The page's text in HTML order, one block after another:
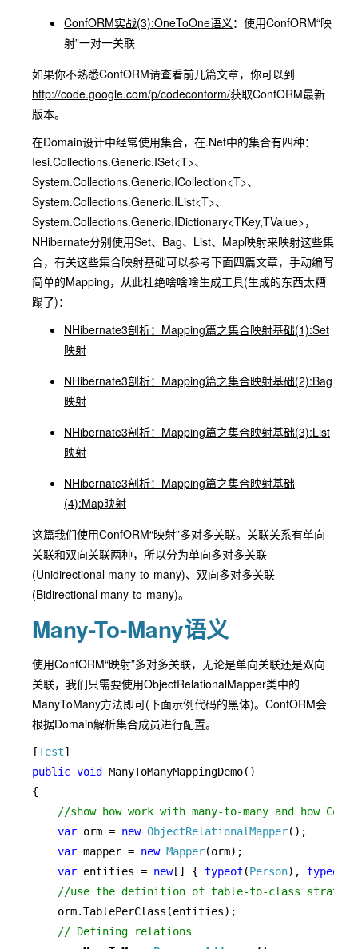
ConfORM实战(3):OneToOne语义：使用ConfORM“映
射”一对一关联
如果你不熟悉ConfORM请查看前几篇文章，你可以到
http://code.google.com/p/codeconform/获取ConfORM最新
版本。
在Domain设计中经常使用集合，在.Net中的集合有四种：
Iesi.Collections.Generic.ISet<T>、
System.Collections.Generic.ICollection<T>、
System.Collections.Generic.IList<T>、
System.Collections.Generic.IDictionary<TKey,TValue>，
NHibernate分别使用Set、Bag、List、Map映射来映射这些集
合，有关这些集合映射基础可以参考下面四篇文章，手动编写
简单的Mapping，从此杜绝啥啥啥生成工具(生成的东西太糟
蹋了)：
NHibernate3剖析：Mapping篇之集合映射基础(1):Set
映射
NHibernate3剖析：Mapping篇之集合映射基础(2):Bag
映射
NHibernate3剖析：Mapping篇之集合映射基础(3):List
映射
NHibernate3剖析：Mapping篇之集合映射基础
(4):Map映射
这篇我们使用ConfORM“映射”多对多关联。关联关系有单向
关联和双向关联两种，所以分为单向多对多关联
(Unidirectional many-to-many)、双向多对多关联
(Bidirectional many-to-many)。
Many-To-Many语义
使用ConfORM“映射”多对多关联，无论是单向关联还是双向
关联，我们只需要使用ObjectRelationalMapper类中的
ManyToMany方法即可(下面示例代码的黑体)。ConfORM会
根据Domain解析集合成员进行配置。
[Test
public void ManyToManyMappingDemo()
{
//show how work with many-to-many and how
var orm = new ObjectRelationalMapper();
var mapper = new Mapper(orm);
var entities = new[] { typeof(Person), typeof
//use the definition of table-to-class
orm.TablePerClass(entities);
// Defining relations